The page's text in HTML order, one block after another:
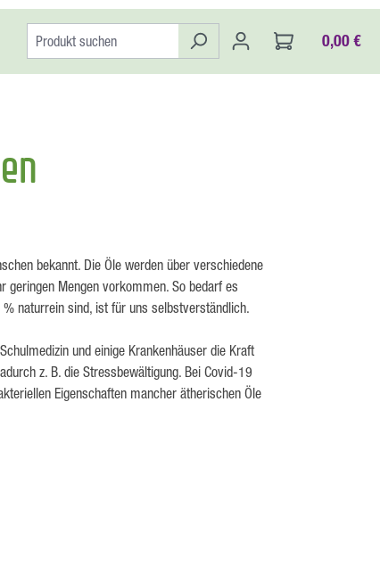
0,00 €
bekannt. Die Öle werden über verschiedene
geringen Mengen vorkommen. So bedarf es
naturrein sind, ist für uns selbstverständlich.
und einige Krankenhäuser die Kraft
z. B. die Stressbewältigung. Bei Covid-19
Eigenschaften mancher ätherischen Öle